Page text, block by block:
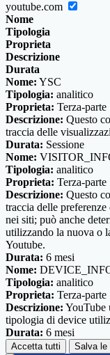
youtube.com
Nome
Tipologia
Proprieta
Descrizione
Durata
Nome: YSC
Tipologia: analitico
Proprieta: Terza-parte
Descrizione: Questo
traccia delle
Durata: Sessione
Nome:
Tipologia: analitico
Proprieta: Terza-parte
Descrizione: Questo
traccia delle
nei siti; può anche
utilizzando la nuova o
Youtube.
Durata: 6 mesi
Nome:
Tipologia: analitico
Proprieta: Terza-parte
Descrizione: YouTube
tipologia di device
Durata: 6 mesi
Accetta tutti Salva le